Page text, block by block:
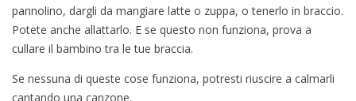
pannolino, dargli da mangiare latte o zuppa, o tenerlo in braccio.
Potete anche allattarlo. E se questo non funziona, prova a
cullare il bambino tra le tue braccia.
Se nessuna di queste cose funziona, potresti riuscire a calmarli
cantando una canzone.